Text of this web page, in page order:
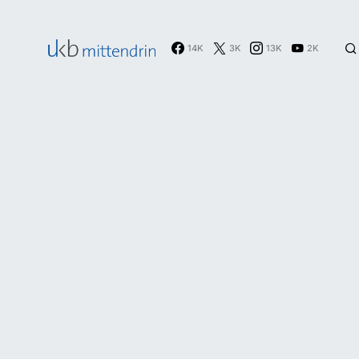
14K 3K 13K 2K